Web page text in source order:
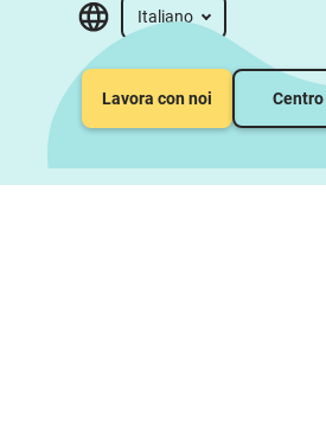
Italiano
Lavora con noi